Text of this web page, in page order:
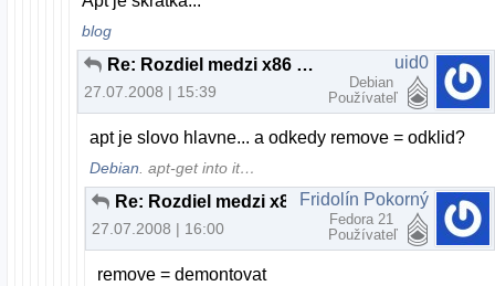
blog
Re: Rozdiel medzi x86 a 64 bitovou verziou
27.07.2008 | 15:39
uid0
Debian
Používateľ
apt je slovo hlavne... a odkedy remove = odklid?
Debian . apt-get into it…
Re: Rozdiel medzi x86 a 64 bitovou verziou
27.07.2008 | 16:00
Fridolín Pokorný
Fedora 21
Používateľ
remove = demontovat